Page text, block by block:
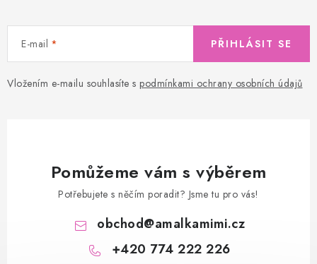
E-mail
Vložením e-mailu souhlasíte s podmínkami ochrany osobních údajů
PŘIHLÁSIT SE
Pomůžeme vám s výběrem
Potřebujete s něčím poradit? Jsme tu pro vás!
obchod@amalkamimi.cz
+420 774 222 226